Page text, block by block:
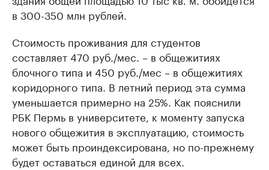
в 300-350 млн рублей.
Стоимость проживания для студентов
составляет 470 руб./мес. – в общежитиях
блочного типа и 450 руб./мес – в общежитиях
коридорного типа. В летний период эта сумма
уменьшается примерно на 25%. Как пояснили
РБК Пермь в университете, к моменту запуска
нового общежития в эксплуатацию, стоимость
может быть проиндексирована, но по-прежнему
будет оставаться единой для всех.